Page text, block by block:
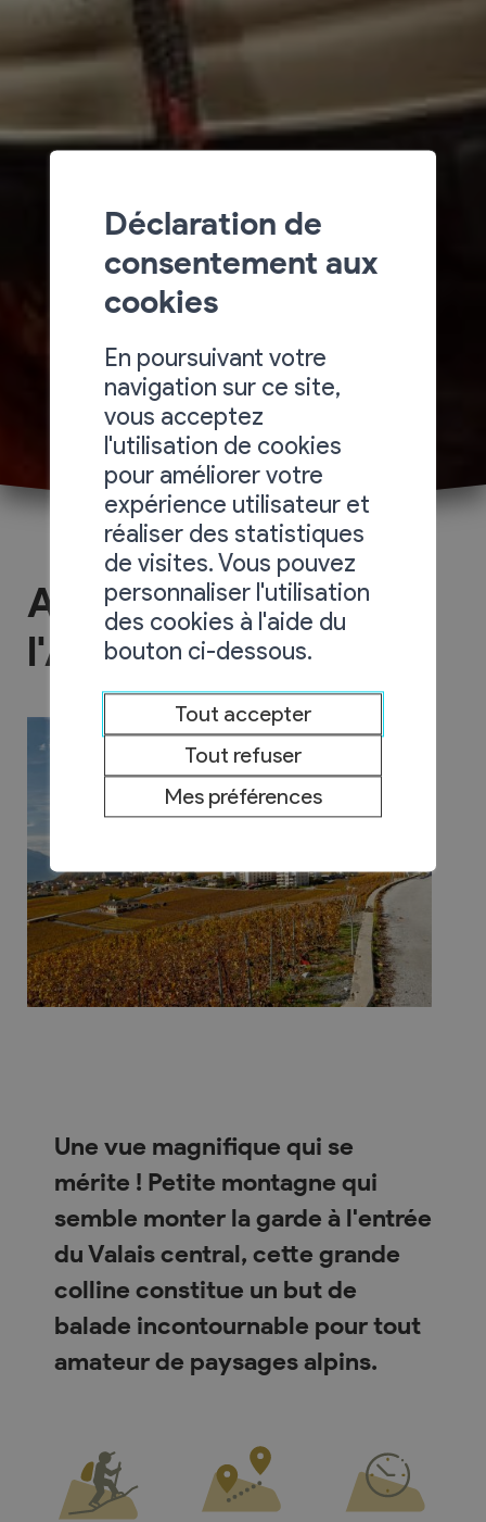
A la découverte de
l'Ardève
Une vue magnifique qui se
mérite ! Petite montagne qui
semble monter la garde à l'entrée
du Valais central, cette grande
colline constitue un but de
balade incontournable pour tout
amateur de paysages alpins.
Déclaration de
consentement aux
cookies
En poursuivant votre
navigation sur ce site,
vous acceptez
l'utilisation de cookies
pour améliorer votre
expérience utilisateur et
réaliser des statistiques
de visites. Vous pouvez
personnaliser l'utilisation
des cookies à l'aide du
bouton ci-dessous.
Tout accepter
Tout refuser
Mes préférences